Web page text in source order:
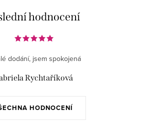
hodnocení
HODNOCENÍ
dodání, jsem spokojená
Rychtaříková